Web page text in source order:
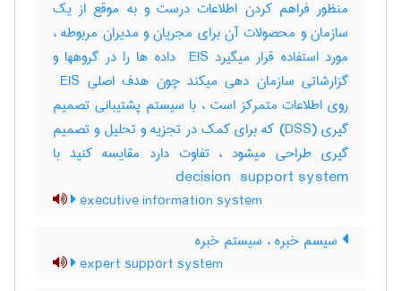
منظور فراهم کردن اطلاعات درست و به موقع از یک
سازمان و محصولات آن برای مجریان و مدیران مربوطه ،
مورد استفاده قرار میگیرد ‎ EIS داده ها را در گروهها و
گزارشاتی سازمان دهی میکند چون هدف اصلی ‎ EIS
روی اطلاعات متمرکز است ، با سیستم پشتیبانی تصمیم
گیری (‎DSS) که برای کمک در تجزیه و تحلیل و تصمیم
گیری طراحی میشود ، تفاوت دارد مقایسه کنید با
‎decision ‎ support system
executive information system
سیسم خبره ، سیستم خبره
expert support system